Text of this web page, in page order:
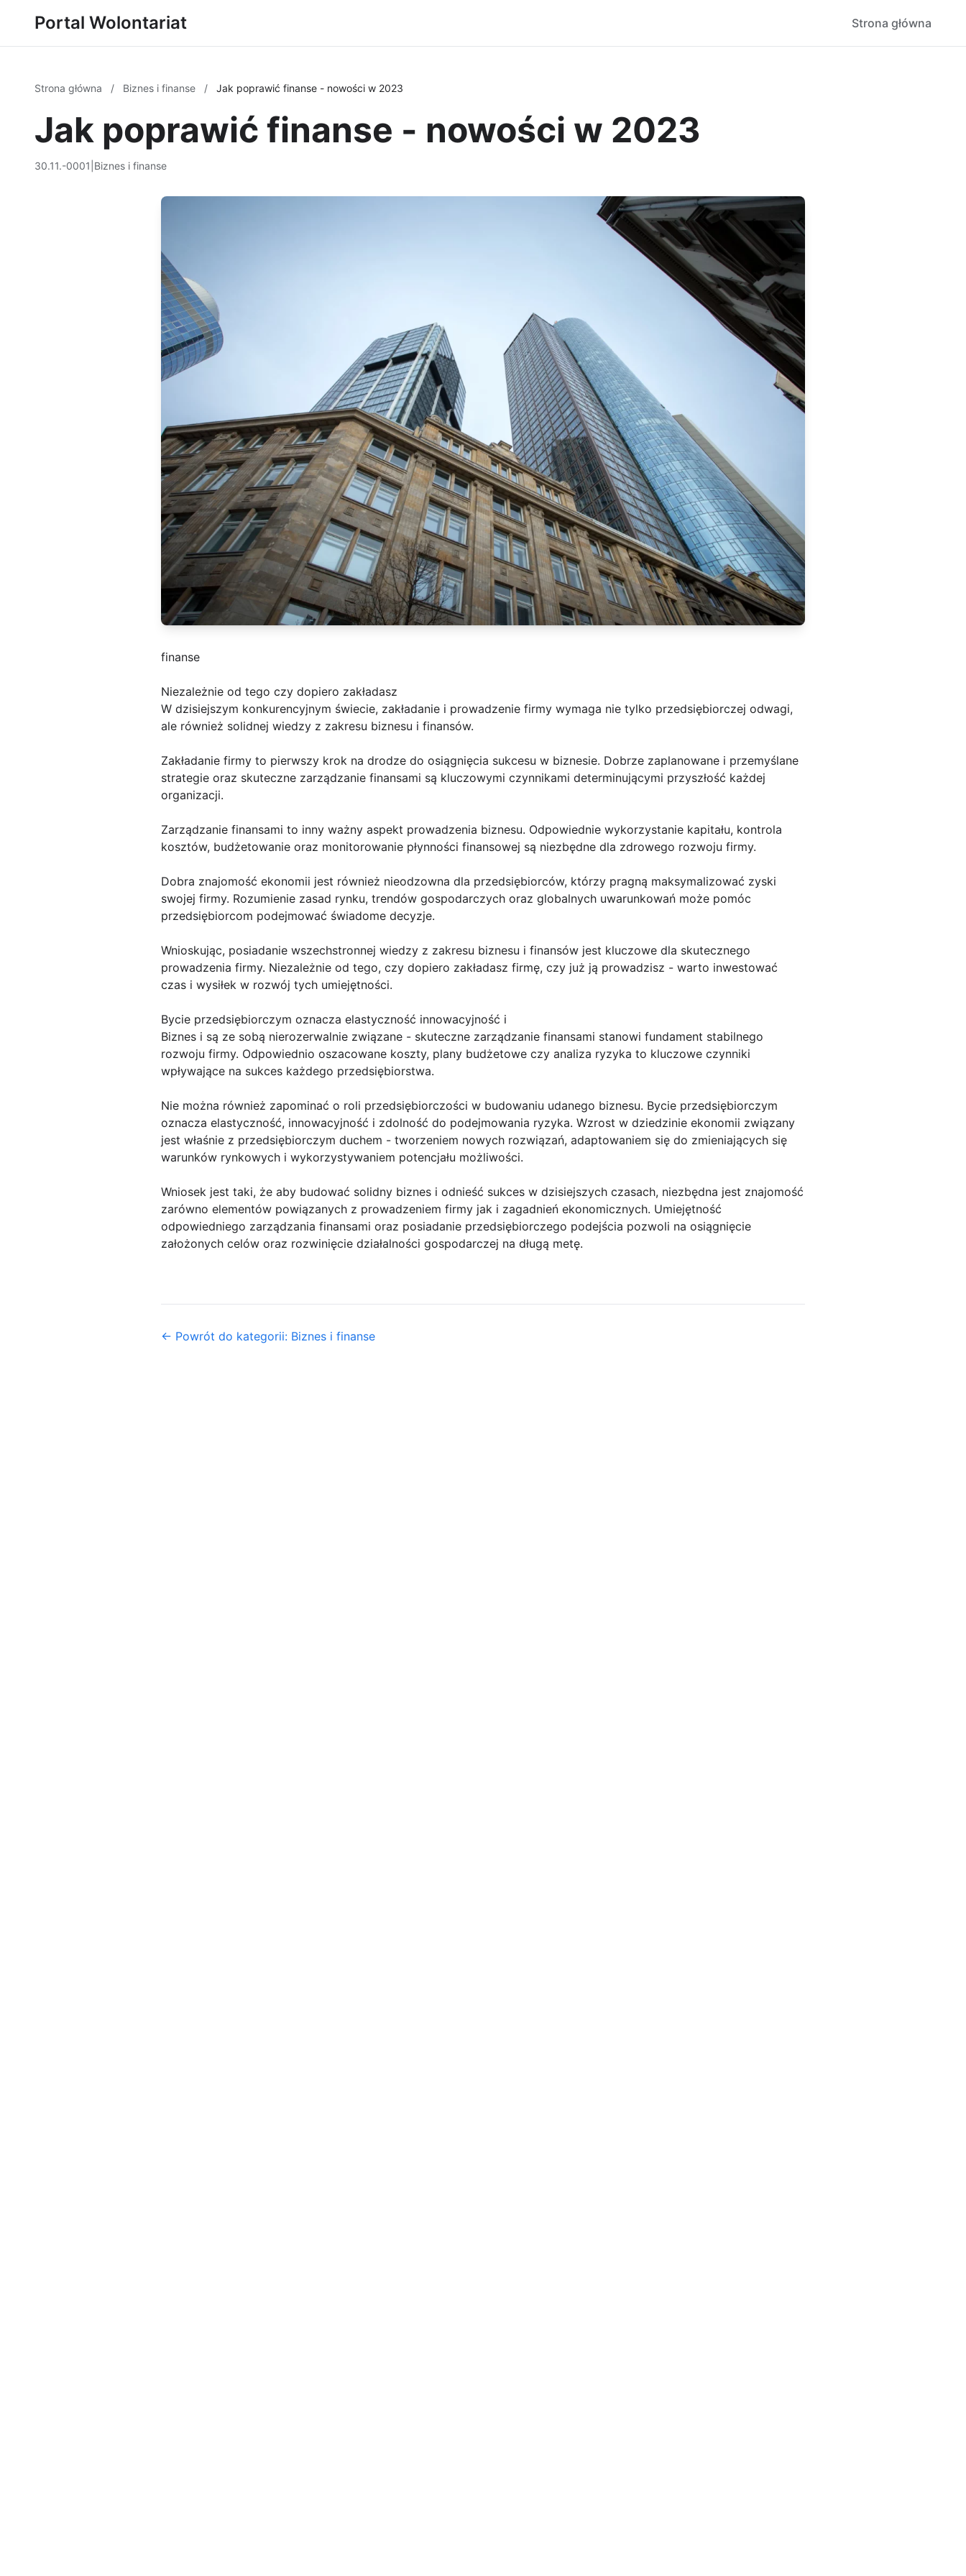
Portal Wolontariat Strona główna
Strona główna / Biznes i finanse / Jak poprawić finanse - nowości w 2023
Jak poprawić finanse - nowości w 2023
30.11.-0001 Biznes i finanse
finanse
Niezależnie od tego czy dopiero zakładasz
W dzisiejszym konkurencyjnym świecie, zakładanie i prowadzenie firmy wymaga nie tylko przedsiębiorczej odwagi,
ale również solidnej wiedzy z zakresu biznesu i finansów.
Zakładanie firmy to pierwszy krok na drodze do osiągnięcia sukcesu w biznesie. Dobrze zaplanowane i przemyślane
strategie oraz skuteczne zarządzanie finansami są kluczowymi czynnikami determinującymi przyszłość każdej
organizacji.
Zarządzanie finansami to inny ważny aspekt prowadzenia biznesu. Odpowiednie wykorzystanie kapitału, kontrola
kosztów, budżetowanie oraz monitorowanie płynności finansowej są niezbędne dla zdrowego rozwoju firmy.
Dobra znajomość ekonomii jest również nieodzowna dla przedsiębiorców, którzy pragną maksymalizować zyski
swojej firmy. Rozumienie zasad rynku, trendów gospodarczych oraz globalnych uwarunkowań może pomóc
przedsiębiorcom podejmować świadome decyzje.
Wnioskując, posiadanie wszechstronnej wiedzy z zakresu biznesu i finansów jest kluczowe dla skutecznego
prowadzenia firmy. Niezależnie od tego, czy dopiero zakładasz firmę, czy już ją prowadzisz - warto inwestować
czas i wysiłek w rozwój tych umiejętności.
Bycie przedsiębiorczym oznacza elastyczność innowacyjność i
Biznes i są ze sobą nierozerwalnie związane - skuteczne zarządzanie finansami stanowi fundament stabilnego
rozwoju firmy. Odpowiednio oszacowane koszty, plany budżetowe czy analiza ryzyka to kluczowe czynniki
wpływające na sukces każdego przedsiębiorstwa.
Nie można również zapominać o roli przedsiębiorczości w budowaniu udanego biznesu. Bycie przedsiębiorczym
oznacza elastyczność, innowacyjność i zdolność do podejmowania ryzyka. Wzrost w dziedzinie ekonomii związany
jest właśnie z przedsiębiorczym duchem - tworzeniem nowych rozwiązań, adaptowaniem się do zmieniających się
warunków rynkowych i wykorzystywaniem potencjału możliwości.
Wniosek jest taki, że aby budować solidny biznes i odnieść sukces w dzisiejszych czasach, niezbędna jest znajomość
zarówno elementów powiązanych z prowadzeniem firmy jak i zagadnień ekonomicznych. Umiejętność
odpowiedniego zarządzania finansami oraz posiadanie przedsiębiorczego podejścia pozwoli na osiągnięcie
założonych celów oraz rozwinięcie działalności gospodarczej na długą metę.
← Powrót do kategorii: Biznes i finanse